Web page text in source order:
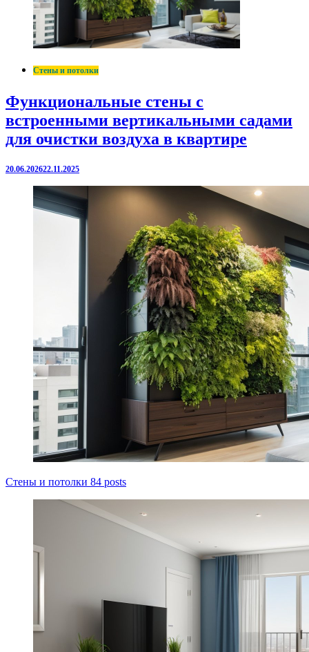
Стены и потолки
Функциональные стены с
встроенными вертикальными садами
для очистки воздуха в квартире
20.06.202622.11.2025
Стены и потолки 84 posts